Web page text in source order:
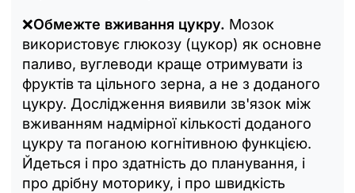
❌Обмежте вживання цукру. Мозок
використовує глюкозу (цукор) як основне
паливо, вуглеводи краще отримувати із
фруктів та цільного зерна, а не з доданого
цукру. Дослідження виявили зв'язок між
вживанням надмірної кількості доданого
цукру та поганою когнітивною функцією.
Йдеться і про здатність до планування, і
про дрібну моторику, і про швидкість